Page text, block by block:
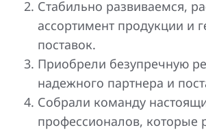
Повышение надежности
Шкафы РЗА 110-220 кВ
Устройства релейной защиты и
присоединений 6-35кВ
Сбор и анализ информации об
Оборудование компенсации
Стабильно развиваемся,
ассортимент продукции и
поставок.
Приобрели безупречную
надежного партнера и
Собрали команду
профессионалов, которые